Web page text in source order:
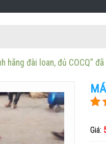
hãng đài loan, đủ COCQ”
Giá: